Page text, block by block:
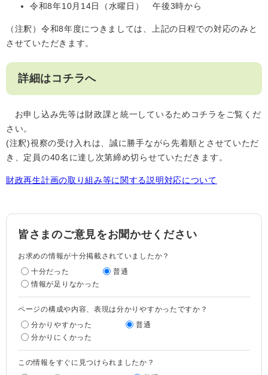
令和8年10月14日（水曜日） 午後3時から
（注釈）令和8年度につきましては、上記の日程での対応のみと
させていただきます。
詳細はコチラへ
お申し込み先等は財政課と統一しているためコチラをご覧くだ
さい。
(注釈)視察の受け入れは、誠に勝手ながら先着順とさせていただ
き、定員の40名に達し次第締め切らせていただきます。
財政再生計画の取り組み等に関する説明対応について
皆さまのご意見をお聞かせください
お求めの情報が十分掲載されていましたか？
十分だった
普通
情報が足りなかった
ページの構成や内容、表現は分かりやすかったですか？
分かりやすかった
普通
分かりにくかった
この情報をすぐに見つけられましたか？